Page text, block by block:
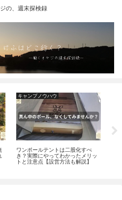
の、週末探検録
キャンプノウハウ
ワンポールテントは二股化すべ
き？実際にやってわかったメリッ
トと注意点【設営方法も解説】